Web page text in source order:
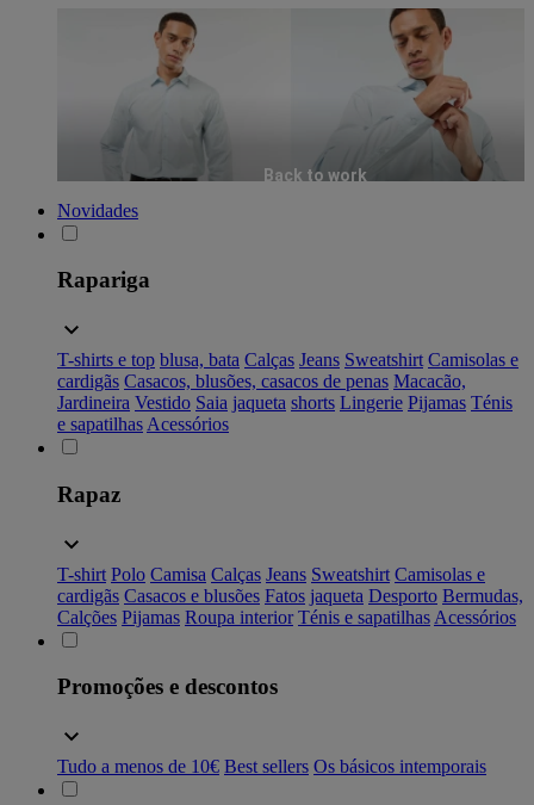
Back to work
Novidades
Rapariga
T-shirts e top blusa, bata Calças Jeans Sweatshirt Camisolas e
cardigãs Casacos, blusões, casacos de penas Macacão,
Jardineira Vestido Saia jaqueta shorts Lingerie Pijamas Ténis
e sapatilhas Acessórios
Rapaz
T-shirt Polo Camisa Calças Jeans Sweatshirt Camisolas e
cardigãs Casacos e blusões Fatos jaqueta Desporto Bermudas,
Calções Pijamas Roupa interior Ténis e sapatilhas Acessórios
Promoções e descontos
Tudo a menos de 10€ Best sellers Os básicos intemporais